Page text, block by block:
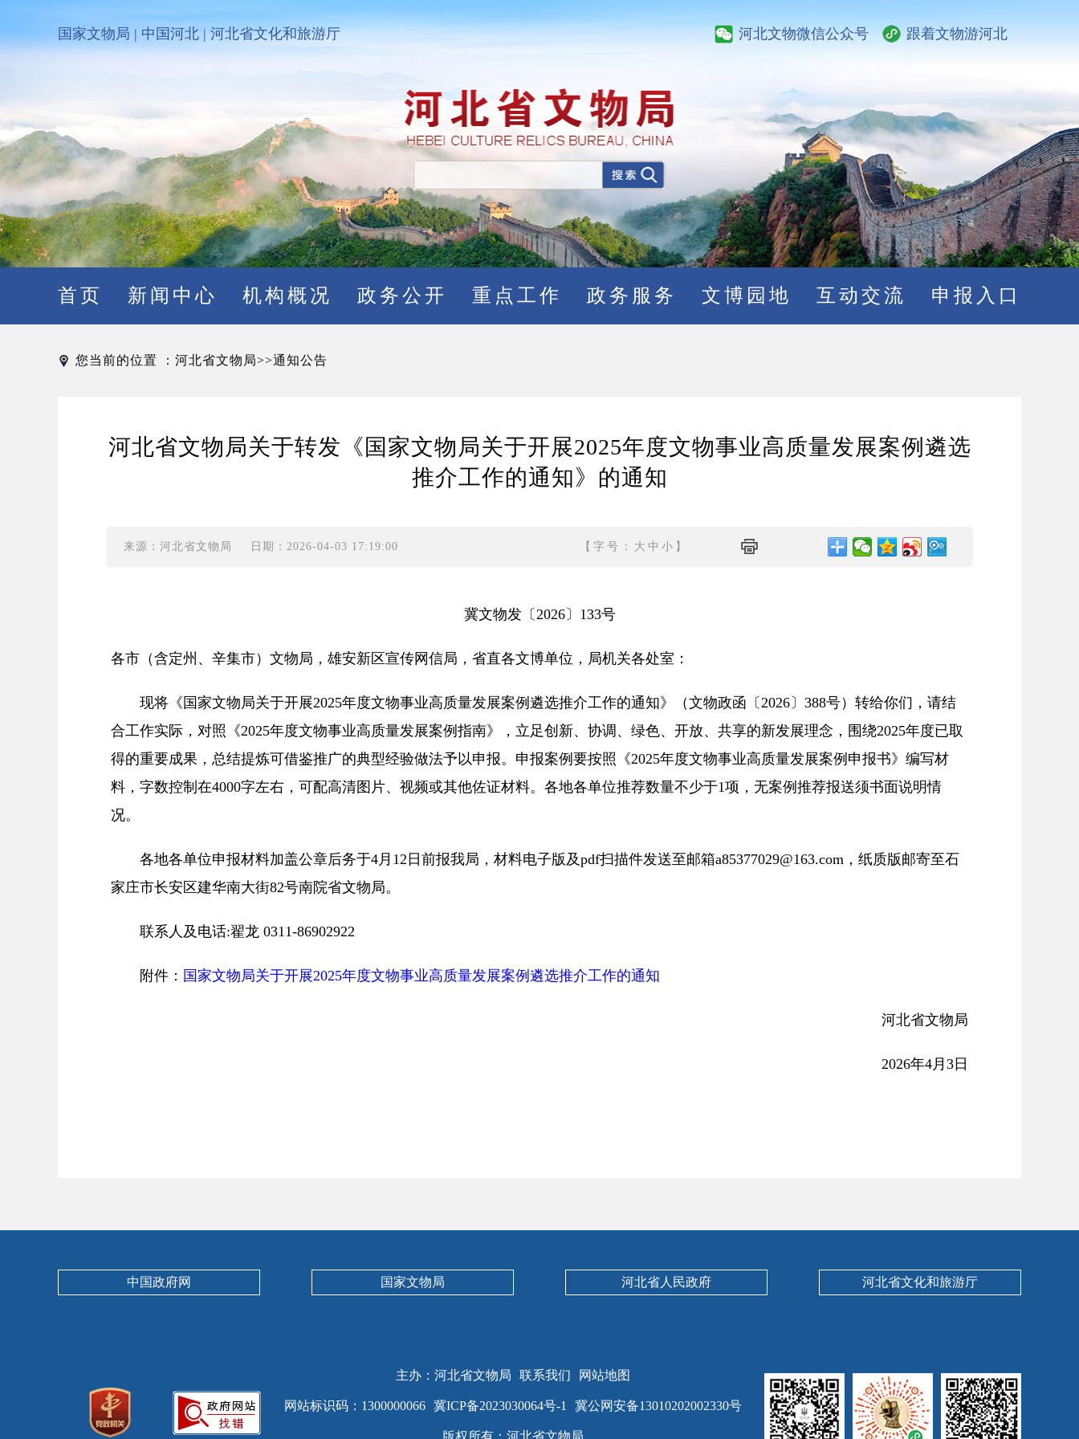
国家文物局 | 中国河北|河北省文化和旅游厅 河北文物微信公众号 跟着文物游河北
首页 新闻中心 机构概况 政务公开 重点工作 政务服务 文博园地 互动交流 申报入口
您当前的位置 ： 河北省文物局>>通知公告
河北省文物局关于转发《国家文物局关于开展2025年度文物事业高质量发展案例遴选
推介工作的通知》的通知
来源：河北省文物局 日期：2026-04-03 17:19:00 【字号： 大 中 小 】
冀文物发〔2026〕133号
各市（含定州、辛集市）文物局，雄安新区宣传网信局，省直各文博单位，局机关各处室：
现将《国家文物局关于开展2025年度文物事业高质量发展案例遴选推介工作的通知》（文物政函〔2026〕388号）转给你们，请结
合工作实际，对照《2025年度文物事业高质量发展案例指南》，立足创新、协调、绿色、开放、共享的新发展理念，围绕2025年度已取
得的重要成果，总结提炼可借鉴推广的典型经验做法予以申报。申报案例要按照《2025年度文物事业高质量发展案例申报书》编写材
料，字数控制在4000字左右，可配高清图片、视频或其他佐证材料。各地各单位推荐数量不少于1项，无案例推荐报送须书面说明情
况。
各地各单位申报材料加盖公章后务于4月12日前报我局，材料电子版及pdf扫描件发送至邮箱a85377029@163.com，纸质版邮寄至石
家庄市长安区建华南大街82号南院省文物局。
联系人及电话:翟龙 0311-86902922
附件： 国家文物局关于开展2025年度文物事业高质量发展案例遴选推介工作的通知
河北省文物局
2026年4月3日
中国政府网 国家文物局 河北省人民政府 河北省文化和旅游厅
主办：河北省文物局 联系我们 网站地图
网站标识码：1300000066 冀ICP备2023030064号-1 冀公网安备13010202002330号
版权所有：河北省文物局